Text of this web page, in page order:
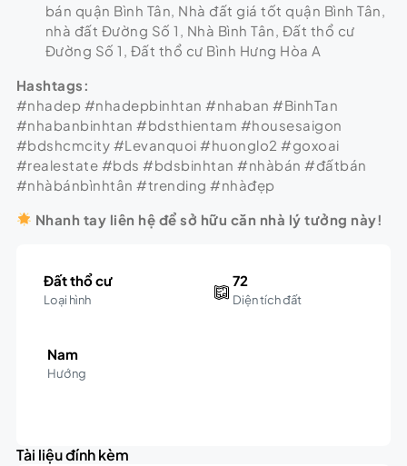
bán quận Bình Tân, Nhà đất giá tốt quận Bình Tân,
nhà đất Đường Số 1, Nhà Bình Tân, Đất thổ cư
Đường Số 1, Đất thổ cư Bình Hưng Hòa A
Hashtags:
#nhadep #nhadepbinhtan #nhaban #BinhTan
#nhabanbinhtan #bdsthientam #housesaigon
#bdshcmcity #Levanquoi #huonglo2 #goxoai
#realestate #bds #bdsbinhtan #nhàbán #đấtbán
#nhàbánbìnhtân #trending #nhàđẹp
Nhanh tay liên hệ để sở hữu căn nhà lý tưởng này!
Đất thổ cư
Loại hình
72
Diện tích đất
Nam
Hướng
Tài liệu đính kèm